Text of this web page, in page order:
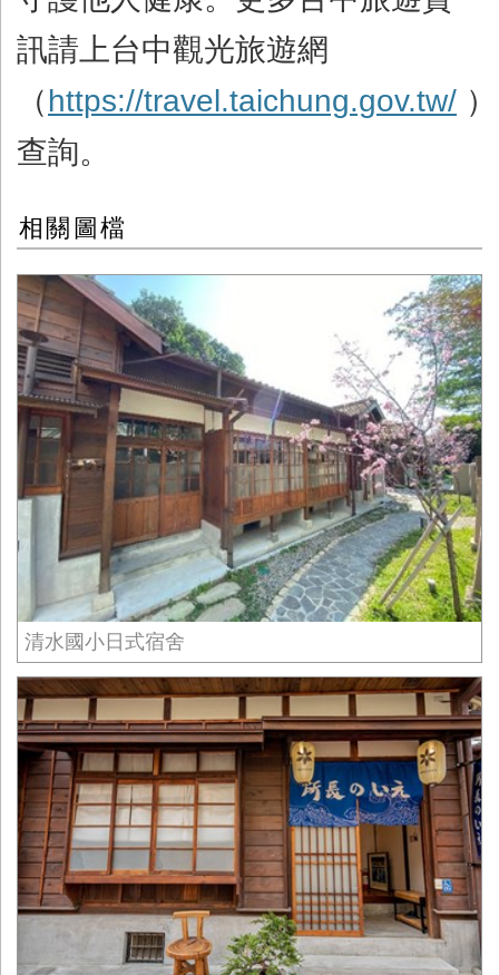
訊請上台中觀光旅遊網
（https://travel.taichung.gov.tw/ ）
查詢。
相關圖檔
清水國小日式宿舍